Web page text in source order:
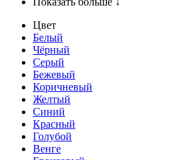
Цвет
Белый
Чёрный
Серый
Бежевый
Коричневый
Желтый
Синий
Красный
Голубой
Венге